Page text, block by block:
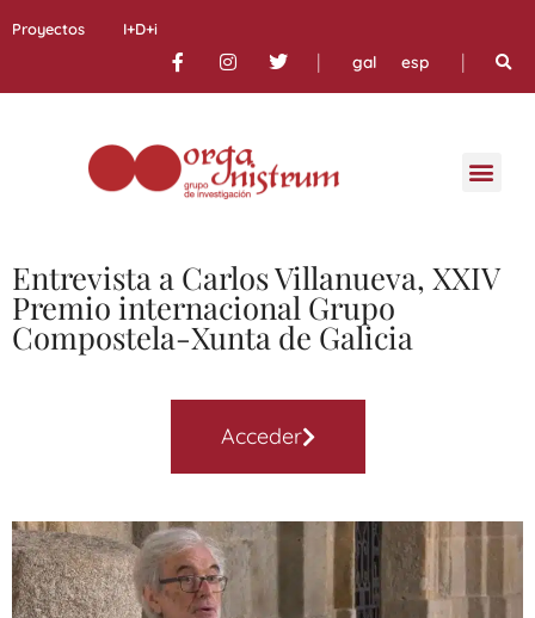
Proyectos I+D+i
| gal esp |
Entrevista a Carlos Villanueva, XXIV
Premio internacional Grupo
Compostela-Xunta de Galicia
Acceder